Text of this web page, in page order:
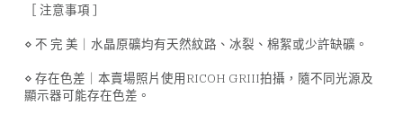
［ 注意事項 ］
⋄ 不 完 美｜水晶原礦均有天然紋路、冰裂、棉絮或少許缺礦。
⋄ 存在色差｜本賣場照片使用RICOH GRIII拍攝，隨不同光源及
顯示器可能存在色差。